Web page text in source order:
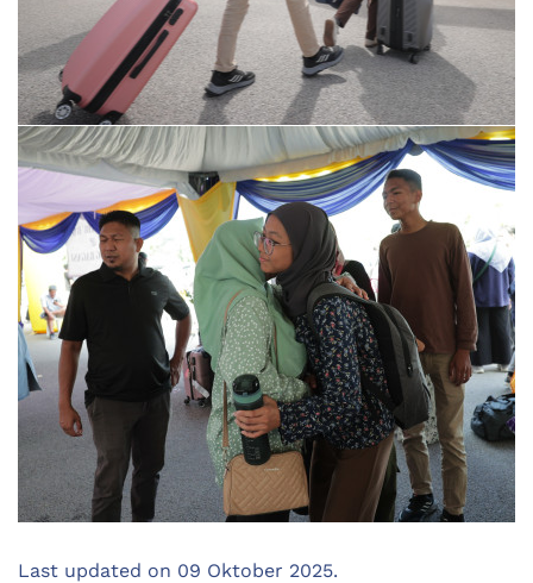
Last updated on 09 Oktober 2025.